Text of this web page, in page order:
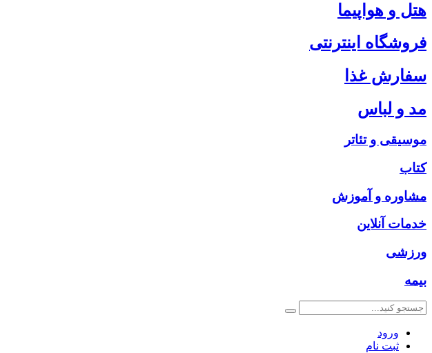
هتل و هواپیما
فروشگاه اینترنتی
سفارش غذا
مد و لباس
موسیقی و تئاتر
کتاب
مشاوره و آموزش
خدمات آنلاین
ورزشی
بیمه
ورود
ثبت نام